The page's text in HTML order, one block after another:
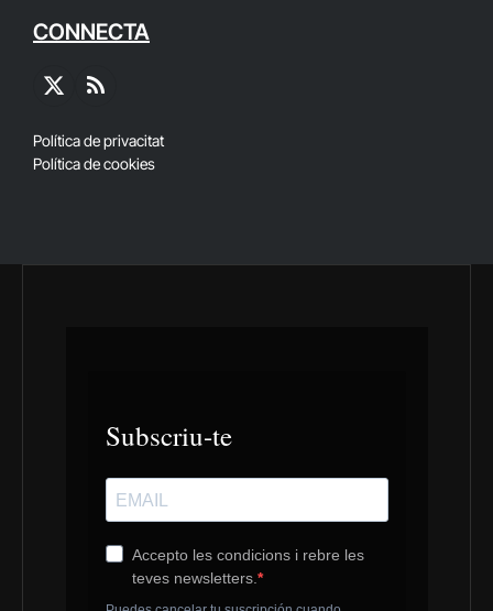
CONNECTA
X
RSS
Política de privacitat
Política de cookies